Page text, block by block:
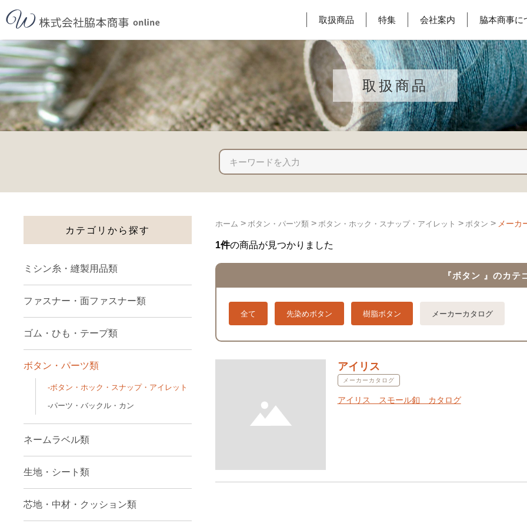
取扱商品 特集 会社案内 脇本商事に
取扱商品
カテゴリから探す
ミシン糸・縫製用品類
ファスナー・面ファスナー類
ゴム・ひも・テープ類
ボタン・パーツ類
ボタン・ホック・スナップ・アイレット
パーツ・バックル・カン
ネームラベル類
生地・シート類
芯地・中材・クッション類
ホーム > ボタン・パーツ類 > ボタン・ホック・スナップ・アイレット > ボタン > メーカ
1件の商品が見つかりました
『ボタン 』のカテ
全て 先染めボタン 樹脂ボタン メーカーカタログ
アイリス
メーカーカタログ
アイリス スモール釦 カタログ